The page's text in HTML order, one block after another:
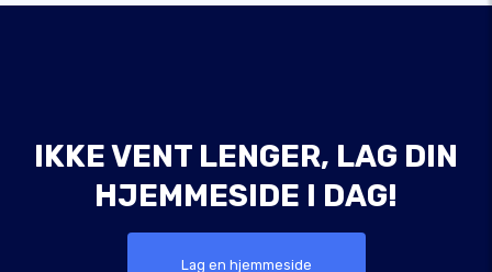
IKKE VENT LENGER, LAG DIN
HJEMMESIDE I DAG!
Lag en hjemmeside